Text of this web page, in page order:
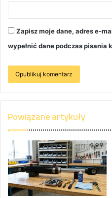
Zapisz moje dane, adres e-
wypełnić dane podczas pisania
Powiązane artykuły